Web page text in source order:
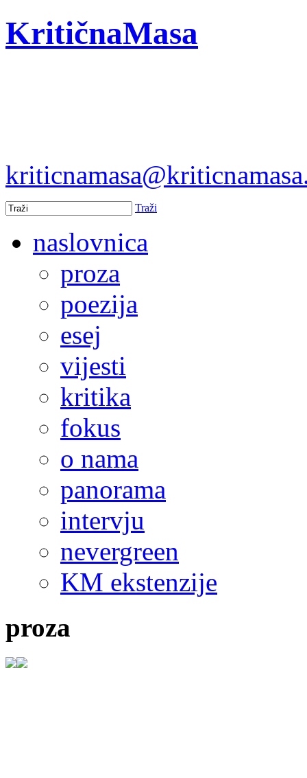
KritičnaMasa
Traži
naslovnica
proza
poezija
esej
vijesti
kritika
fokus
o nama
panorama
intervju
nevergreen
KM ekstenzije
proza